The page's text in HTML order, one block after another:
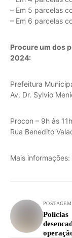
– Em 5 parcelas
– Em 6 parcelas
Procure um dos
2024:
Prefeitura
Av. Dr. Sylvio
Procon – 9h às
Rua Benedito
Mais
Polícias